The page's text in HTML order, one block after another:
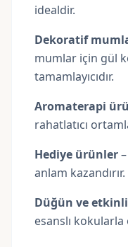
idealdir.
Dekoratif
mumlar için gül
tamamlayıcıdır.
Aromaterapi
rahatlatıcı
Hediye ürünler
anlam kazandırır.
Düğün ve
esanslı